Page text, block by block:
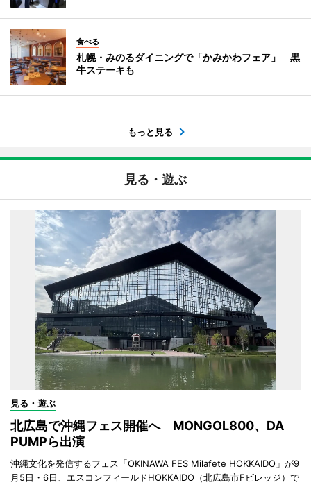
食べる
札幌・みのるダイニングで「かみかわフェア」 黒
牛ステーキも
もっと見る
見る・遊ぶ
見る・遊ぶ
北広島で沖縄フェス開催へ MONGOL800、DA
PUMPら出演
沖縄文化を発信するフェス「OKINAWA FES Milafete HOKKAIDO」が9
月5日・6日、エスコンフィールドHOKKAIDO（北広島市Fビレッジ）で